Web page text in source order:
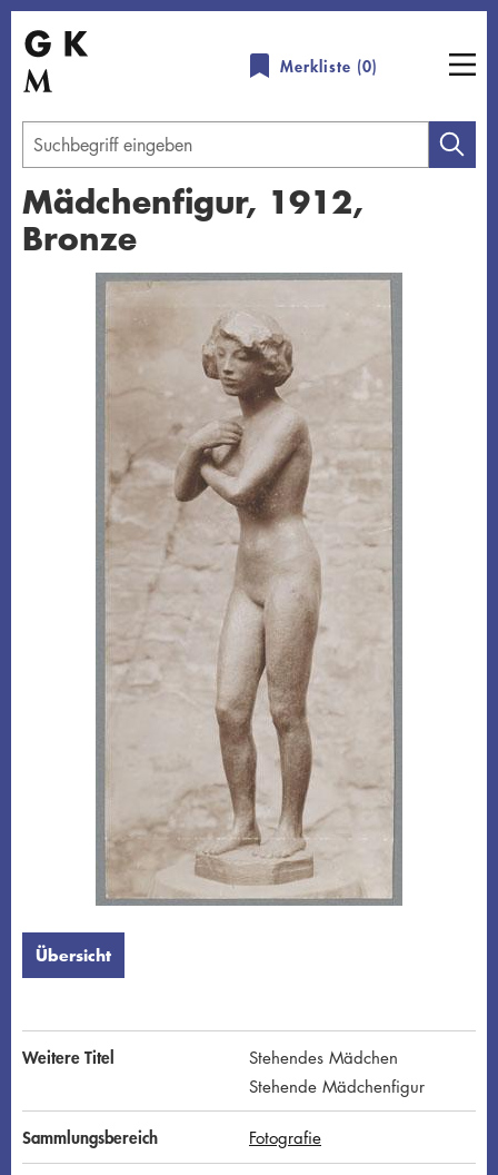
Direkt
zum
Inhalt
Merkliste (0)
Geben
Sie
einen
Suchbegriff
Mädchenfigur, 1912,
Bronze
Übersicht schließen
Übersicht
Weitere Titel
Stehendes Mädchen
Stehende Mädchenfigur
Sammlungsbereich Fotografie